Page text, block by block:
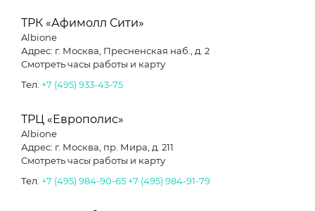
ТРК «Афимолл Сити»
Albione
Адрес: г. Москва, Пресненская наб., д. 2
Смотреть часы работы и карту
Тел. +7 (495) 933-43-75
ТРЦ «Европолис»
Albione
Адрес: г. Москва, пр. Мира, д. 211
Смотреть часы работы и карту
Тел. +7 (495) 984-90-65 +7 (495) 984-91-79